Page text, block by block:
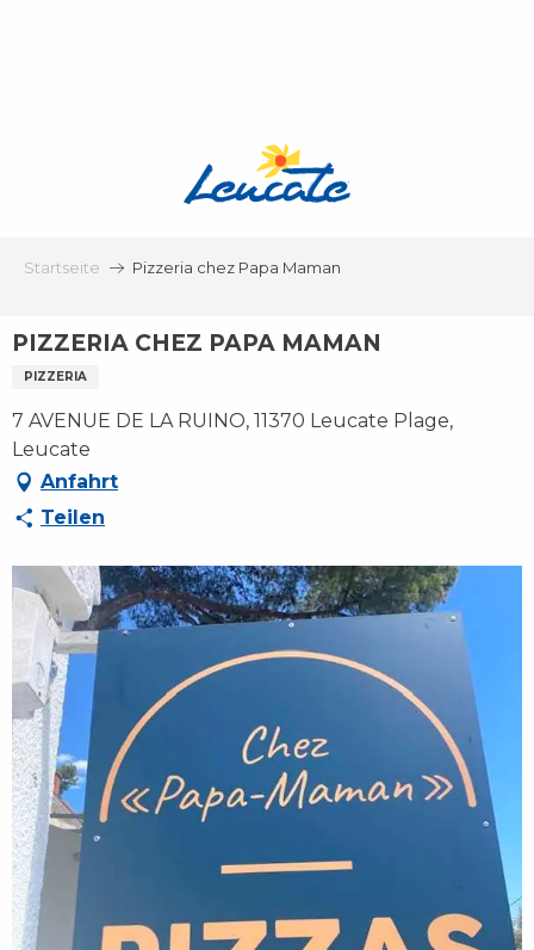
Startseite Pizzeria chez Papa Maman
PIZZERIA CHEZ PAPA MAMAN
PIZZERIA
7 AVENUE DE LA RUINO, 11370 Leucate Plage,
Leucate
Anfahrt
Teilen